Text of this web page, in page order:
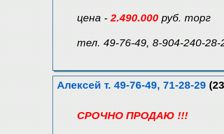
цена -2.490.000 руб. торг
тел. 49-76-49, 8-904-240-28-
Алексей т. 49-76-49, 71-28-29
СРОЧНО ПРОДАЮ !!!